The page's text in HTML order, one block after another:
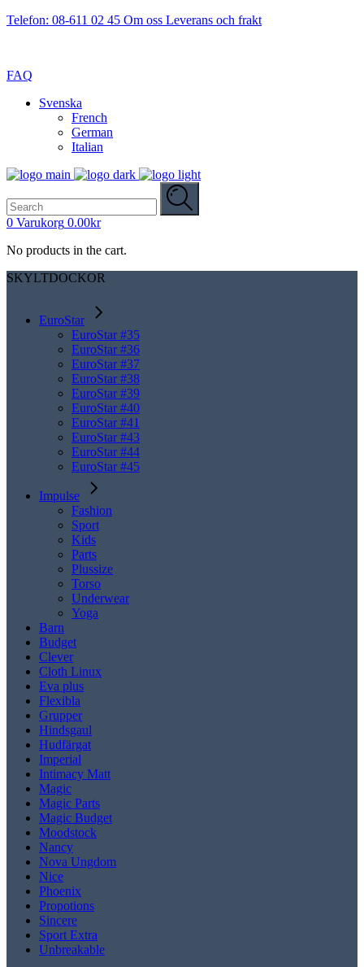
Telefon: 08-611 02 45 Om oss Leverans och frakt
FAQ
Svenska
French
German
Italian
for:
0 Varukorg 0.00kr
No products in the cart.
SKYLTDOCKOR
EuroStar
EuroStar #35
EuroStar #36
EuroStar #37
EuroStar #38
EuroStar #39
EuroStar #40
EuroStar #41
EuroStar #43
EuroStar #44
EuroStar #45
Impulse
Fashion
Sport
Kids
Parts
Plussize
Torso
Underwear
Yoga
Barn
Budget
Clever
Cloth Linux
Eva plus
Flexibla
Grupper
Hindsgaul
Hudfärgat
Imperial
Intimacy Matt
Magic
Magic Parts
Magic Budget
Moodstock
Nancy
Nova Ungdom
Nice
Phoenix
Propotions
Sincere
Sport Extra
Unbreakable